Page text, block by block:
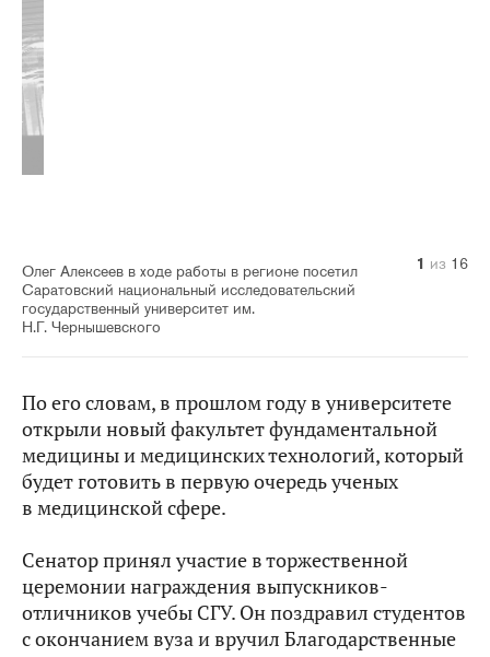
Олег Алексеев в ходе работы в регионе посетил
Саратовский национальный исследовательский
государственный университет им.
Н.Г. Чернышевского
1 из 16
2 из 16
3 из 16
4 из 16
5 из 16
6 из 16
7 из 16
8 из 16
9 из 16
10 из 16
11 из 16
12 из 16
13 из 16
14 из 16
15 из 16
16 из 16
По его словам, в прошлом году в университете
открыли новый факультет фундаментальной
медицины и медицинских технологий, который
будет готовить в первую очередь ученых
в медицинской сфере.
Сенатор принял участие в торжественной
церемонии награждения выпускников-
отличников учебы СГУ. Он поздравил студентов
с окончанием вуза и вручил Благодарственные